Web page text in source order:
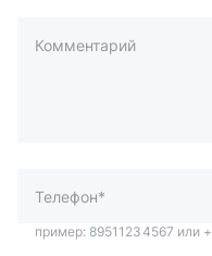
Комментарий
пример: 89511234567 или